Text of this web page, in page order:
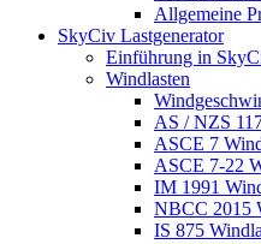
Allgemeine
SkyCiv Lastgenerator
Einführung in
Windlasten
AS / NZS
ASCE 7
ASCE 7-22
IM 1991
NBCC 2015
IS 875